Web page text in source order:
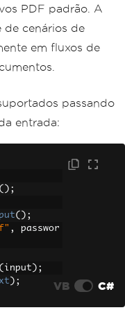
PDF padrão. A
de cenários de
em fluxos de
passando
entrada:
();
();
,
passwor
( input );
); VB C#